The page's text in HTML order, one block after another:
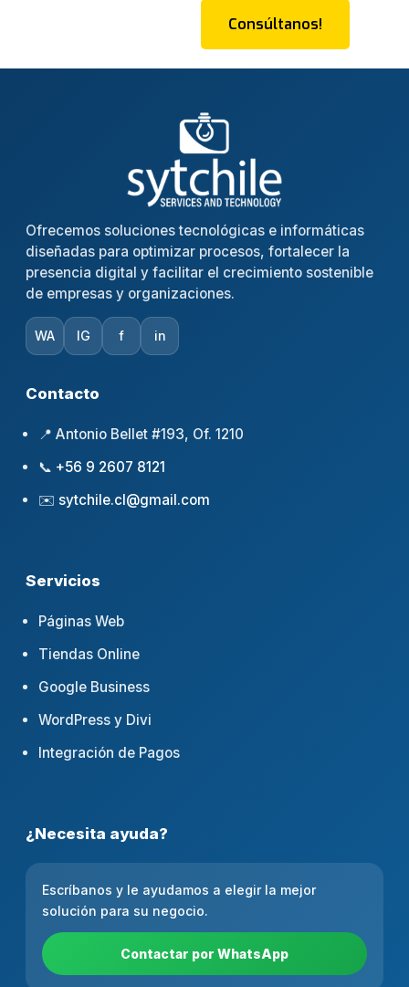
Consúltanos!
Ofrecemos soluciones tecnológicas e informáticas
diseñadas para optimizar procesos, fortalecer la
presencia digital y facilitar el crecimiento sostenible
de empresas y organizaciones.
WA IG f in
Contacto
📍 Antonio Bellet #193, Of. 1210
📞 +56 9 2607 8121
✉️ sytchile.cl@gmail.com
Servicios
Páginas Web
Tiendas Online
Google Business
WordPress y Divi
Integración de Pagos
¿Necesita ayuda?
Escríbanos y le ayudamos a elegir la mejor
solución para su negocio.
Contactar por WhatsApp